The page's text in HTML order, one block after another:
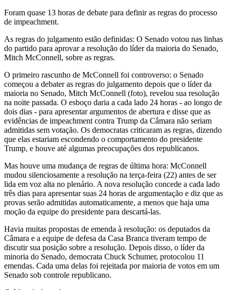
Foram quase 13 horas de debate para definir as regras do processo
de impeachment.
As regras do julgamento estão definidas: O Senado votou nas linhas
do partido para aprovar a resolução do líder da maioria do Senado,
Mitch McConnell, sobre as regras.
O primeiro rascunho de McConnell foi controverso: o Senado
começou a debater as regras do julgamento depois que o líder da
maioria no Senado, Mitch McConnell (foto), revelou sua resolução
na noite passada. O esboço daria a cada lado 24 horas - ao longo de
dois dias - para apresentar argumentos de abertura e disse que as
evidências de impeachment contra Trump da Câmara não seriam
admitidas sem votação. Os democratas criticaram as regras, dizendo
que elas estariam escondendo o comportamento do presidente
Trump, e houve até algumas preocupações dos republicanos.
Mas houve uma mudança de regras de última hora: McConnell
mudou silenciosamente a resolução na terça-feira (22) antes de ser
lida em voz alta no plenário. A nova resolução concede a cada lado
três dias para apresentar suas 24 horas de argumentação e diz que as
provas serão admitidas automaticamente, a menos que haja uma
moção da equipe do presidente para descartá-las.
Havia muitas propostas de emenda à resolução: os deputados da
Câmara e a equipe de defesa da Casa Branca tiveram tempo de
discutir sua posição sobre a resolução. Depois disso, o líder da
minoria do Senado, democrata Chuck Schumer, protocolou 11
emendas. Cada uma delas foi rejeitada por maioria de votos em um
Senado sob controle republicano.